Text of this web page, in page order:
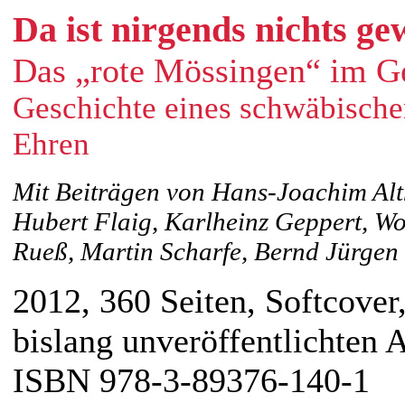
Da ist nirgends nichts
Das „rote Mössingen“ im
Geschichte eines
Ehren
Mit Beiträgen von Hans-Joachim
Hubert Flaig, Karlheinz Geppert,
Rueß, Martin Scharfe, Bernd
2012, 360 Seiten,
bislang unveröffentlichten
ISBN 978-3-89376-140-1